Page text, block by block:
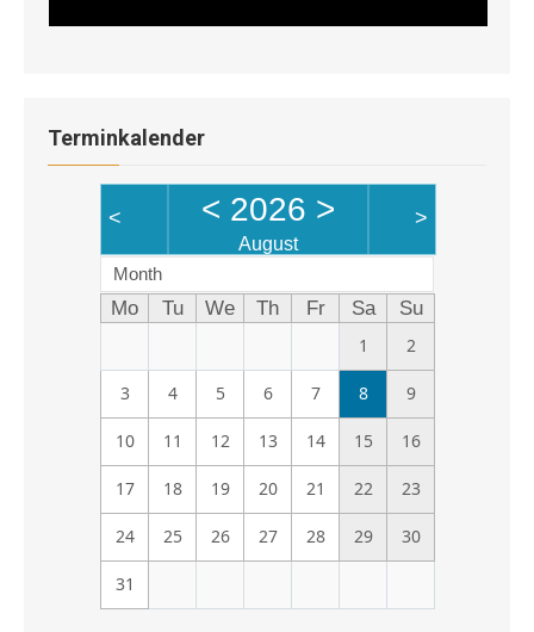
Terminkalender
< < 2026 >
August
>
Month
Mo Tu We Th Fr Sa
Su
1
2
3 4 5 6 7 8 9
10 11 12 13 14 15 16
17 18 19 20 21 22 23
24 25 26 27 28 29 30
31